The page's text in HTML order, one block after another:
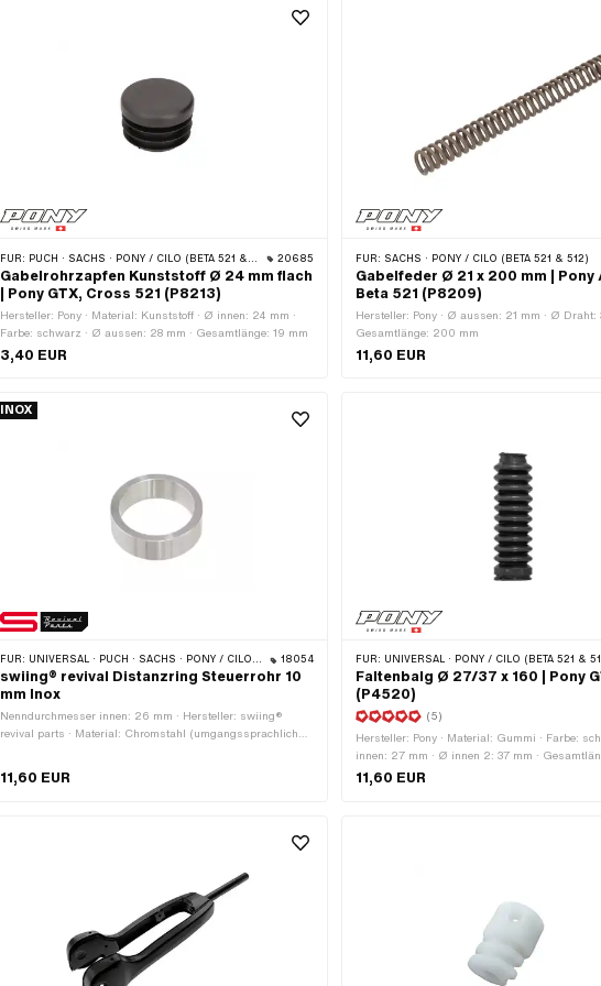
FÜR: PUCH · SACHS · PONY / CILO (BETA 521 & 512) 20685
Gabelrohrzapfen Kunststoff Ø 24 mm flach
| Pony GTX, Cross 521 (P8213)
Hersteller: Pony · Material: Kunststoff · Ø innen: 24 mm ·
Farbe: schwarz · Ø aussen: 28 mm · Gesamtlänge: 19 mm
3,40 EUR
FÜR: SACHS · PONY / CILO (BETA 521 & 512)
Gabelfeder Ø 21 x 200 mm | Pony
Beta 521 (P8209)
Hersteller: Pony · Ø aussen: 21 mm · Ø Draht:
Gesamtlänge: 200 mm
11,60 EUR
INOX
FÜR: UNIVERSAL · PUCH · SACHS · PONY / CILO (BETA 521 & 512) · ZÜNDAPP BELMONDO 18054
swiing® revival Distanzring Steuerrohr 10
mm Inox
Nenndurchmesser innen: 26 mm · Hersteller: swiing®
revival parts · Material: Chromstahl (umgangssprachlich
11,60 EUR
FÜR: UNIVERSAL · PONY / CILO (BETA 521 &
Faltenbalg Ø 27/37 x 160 | Pony
(P4520)
(5)
Hersteller: Pony · Material: Gummi · Farbe:
innen: 27 mm · Ø innen 2: 37 mm ·
11,60 EUR